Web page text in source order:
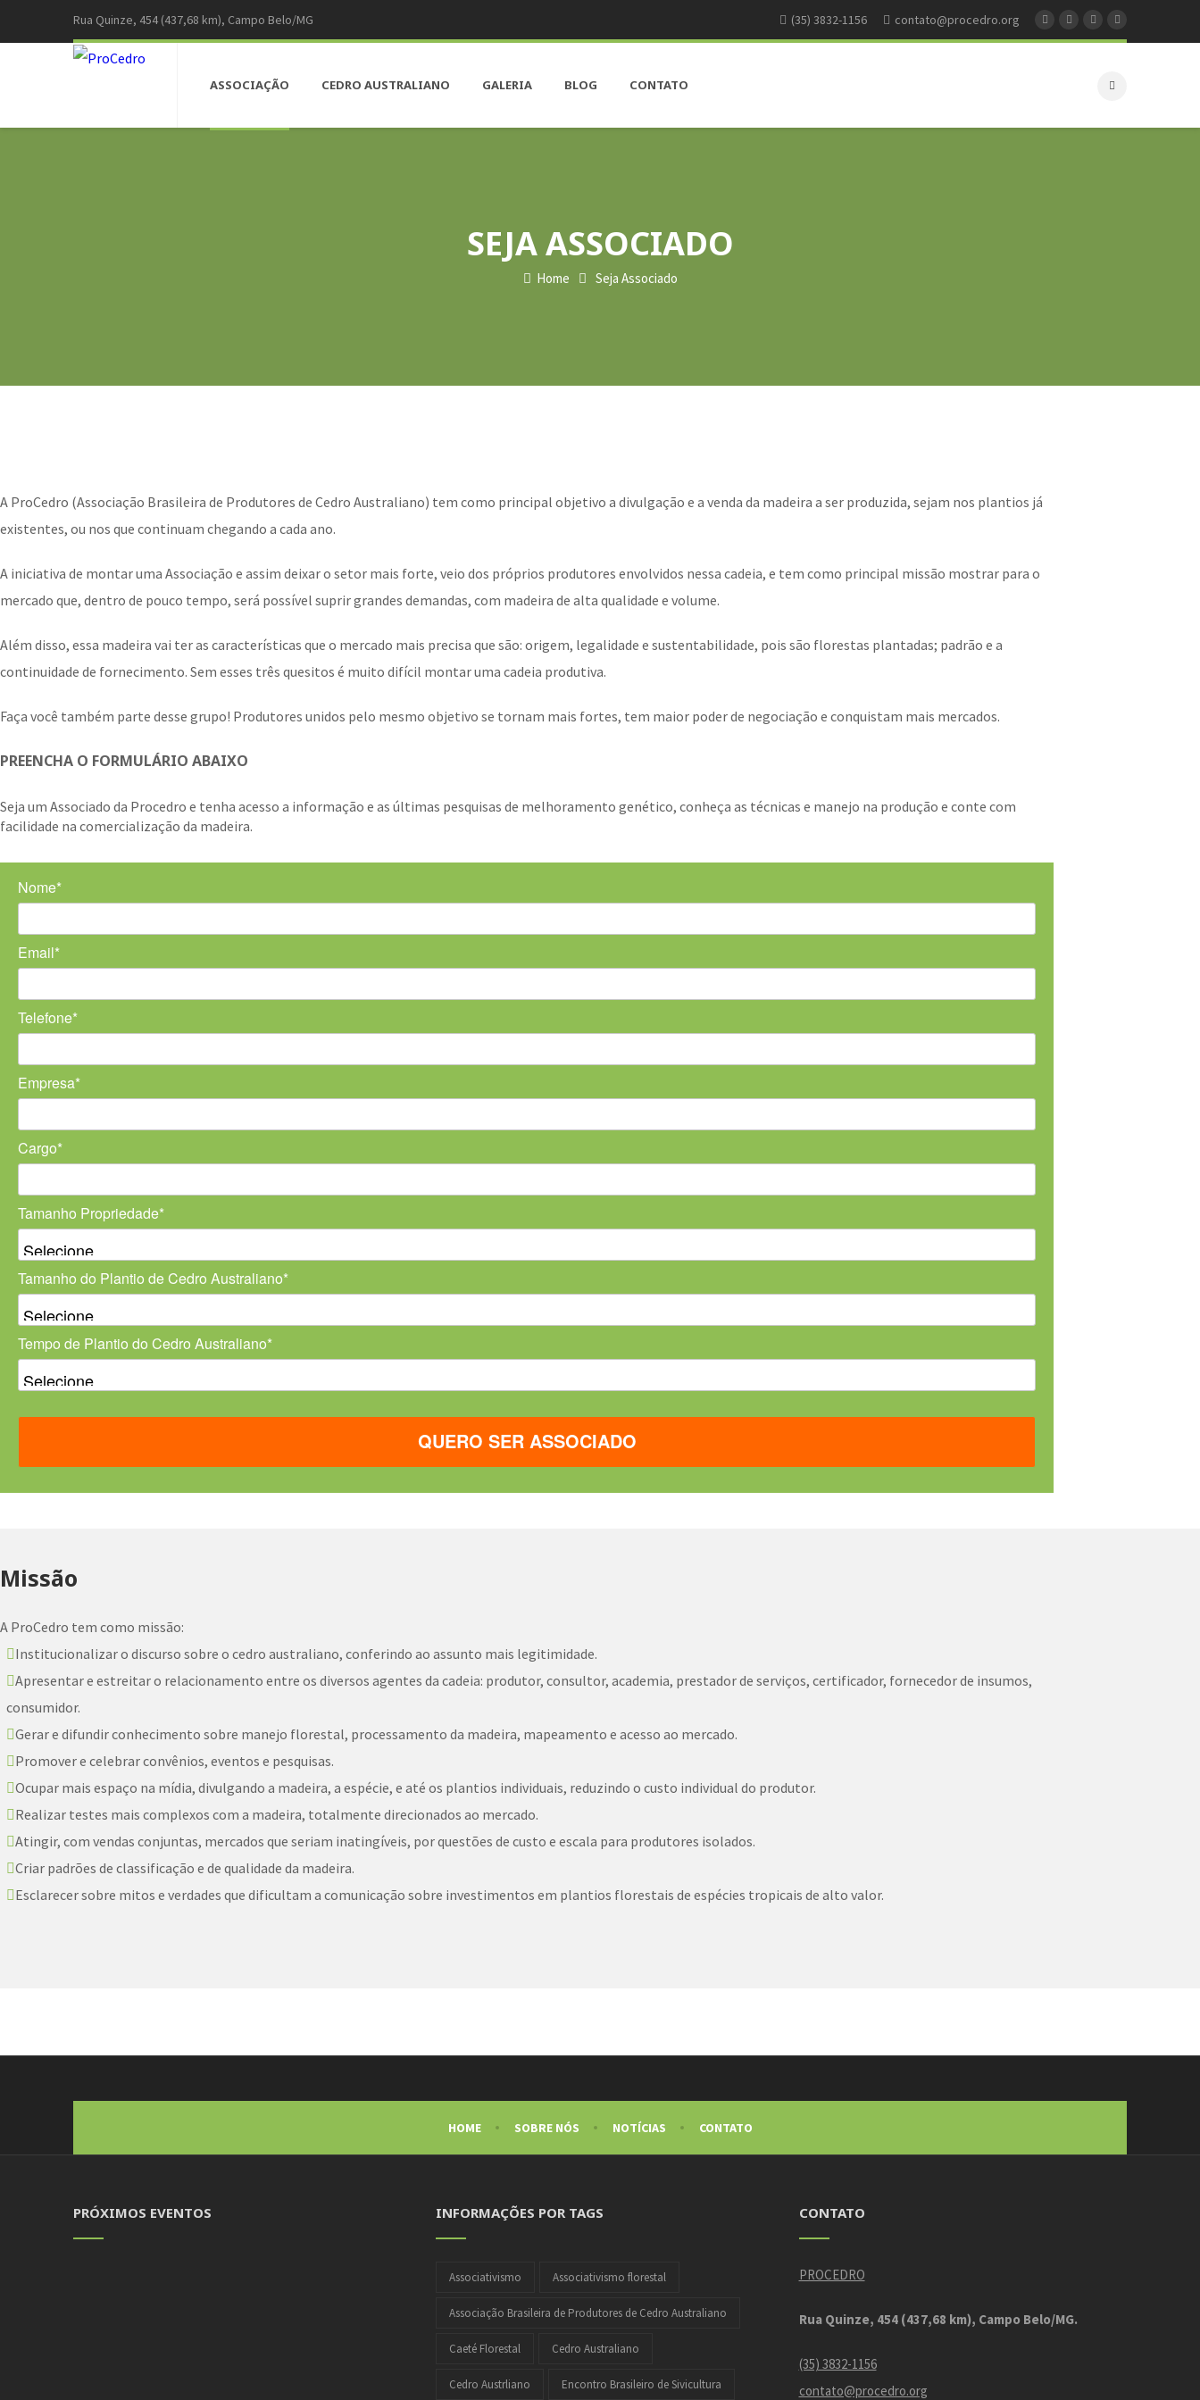
Rua Quinze, 454 (437,68 km), Campo Belo/MG (35) 3832-1156 contato@procedro.org
ASSOCIAÇÃO CEDRO AUSTRALIANO GALERIA BLOG CONTATO
SEJA ASSOCIADO
Home Seja Associado
A ProCedro (Associação Brasileira de Produtores de Cedro Australiano) tem como principal objetivo a divulgação e a venda da madeira a ser produzida, sejam nos plantios já
existentes, ou nos que continuam chegando a cada ano.
A iniciativa de montar uma Associação e assim deixar o setor mais forte, veio dos próprios produtores envolvidos nessa cadeia, e tem como principal missão mostrar para o
mercado que, dentro de pouco tempo, será possível suprir grandes demandas, com madeira de alta qualidade e volume.
Além disso, essa madeira vai ter as características que o mercado mais precisa que são: origem, legalidade e sustentabilidade, pois são florestas plantadas; padrão e a
continuidade de fornecimento. Sem esses três quesitos é muito difícil montar uma cadeia produtiva.
Faça você também parte desse grupo! Produtores unidos pelo mesmo objetivo se tornam mais fortes, tem maior poder de negociação e conquistam mais mercados.
PREENCHA O FORMULÁRIO ABAIXO
Seja um Associado da Procedro e tenha acesso a informação e as últimas pesquisas de melhoramento genético, conheça as técnicas e manejo na produção e conte com
facilidade na comercialização da madeira.
Nome*
Email*
Telefone*
Empresa*
Cargo*
Tamanho Propriedade*
Tamanho do Plantio de Cedro Australiano*
Tempo de Plantio do Cedro Australiano*
Missão
A ProCedro tem como missão:
Institucionalizar o discurso sobre o cedro australiano, conferindo ao assunto mais legitimidade.
Apresentar e estreitar o relacionamento entre os diversos agentes da cadeia: produtor, consultor, academia, prestador de serviços, certificador, fornecedor de insumos,
consumidor.
Gerar e difundir conhecimento sobre manejo florestal, processamento da madeira, mapeamento e acesso ao mercado.
Promover e celebrar convênios, eventos e pesquisas.
Ocupar mais espaço na mídia, divulgando a madeira, a espécie, e até os plantios individuais, reduzindo o custo individual do produtor.
Realizar testes mais complexos com a madeira, totalmente direcionados ao mercado.
Atingir, com vendas conjuntas, mercados que seriam inatingíveis, por questões de custo e escala para produtores isolados.
Criar padrões de classificação e de qualidade da madeira.
Esclarecer sobre mitos e verdades que dificultam a comunicação sobre investimentos em plantios florestais de espécies tropicais de alto valor.
HOME SOBRE NÓS NOTÍCIAS CONTATO
PRÓXIMOS EVENTOS INFORMAÇÕES POR TAGS
Associativismo Associativismo florestal
Associação Brasileira de Produtores de Cedro Australiano
Caeté Florestal Cedro Australiano
Cedro Austrliano Encontro Brasileiro de Sivicultura
CONTATO
PROCEDRO
Rua Quinze, 454 (437,68 km), Campo Belo/MG.
(35) 3832-1156
contato@procedro.org